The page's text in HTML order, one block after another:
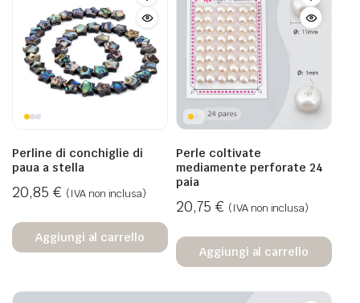
Perline di conchiglie di
paua a stella
20,85 € (IVA non inclusa)
Aggiungi al carrello
Perle coltivate
mediamente perforate 24
paia
20,75 € (IVA non inclusa)
Aggiungi al carrello